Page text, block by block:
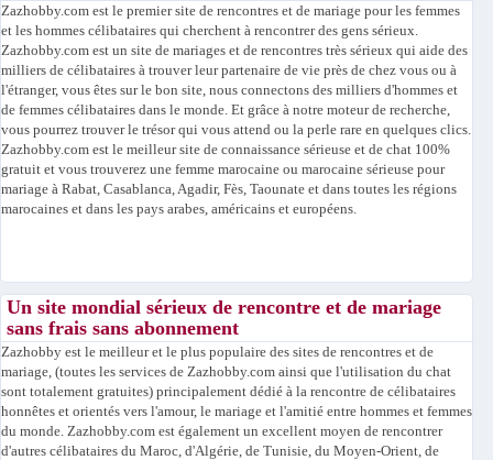
Zazhobby.com est le premier site de rencontres et de mariage pour les femmes
et les hommes célibataires qui cherchent à rencontrer des gens sérieux.
Zazhobby.com est un site de mariages et de rencontres très sérieux qui aide des
milliers de célibataires à trouver leur partenaire de vie près de chez vous ou à
l'étranger, vous êtes sur le bon site, nous connectons des milliers d'hommes et
de femmes célibataires dans le monde. Et grâce à notre moteur de recherche,
vous pourrez trouver le trésor qui vous attend ou la perle rare en quelques clics.
Zazhobby.com est le meilleur site de connaissance sérieuse et de chat 100%
gratuit et vous trouverez une femme marocaine ou marocaine sérieuse pour
mariage à Rabat, Casablanca, Agadir, Fès, Taounate et dans toutes les régions
marocaines et dans les pays arabes, américains et européens.
Un site mondial sérieux de rencontre et de mariage
sans frais sans abonnement
Zazhobby est le meilleur et le plus populaire des sites de rencontres et de
mariage, (toutes les services de Zazhobby.com ainsi que l'utilisation du chat
sont totalement gratuites) principalement dédié à la rencontre de célibataires
honnêtes et orientés vers l'amour, le mariage et l'amitié entre hommes et femmes
du monde. Zazhobby.com est également un excellent moyen de rencontrer
d'autres célibataires du Maroc, d'Algérie, de Tunisie, du Moyen-Orient, de